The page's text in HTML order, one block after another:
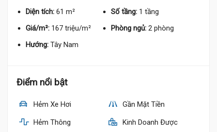
Diện tích: 61 m² Số tầng: 1 tầng
Giá/m²: 167 triệu/m² Phòng ngủ: 2 phòng
Hướng: Tây Nam
Điểm nổi bật
Hẻm Xe Hơi Gần Mặt Tiền
Hẻm Thông Kinh Doanh Được